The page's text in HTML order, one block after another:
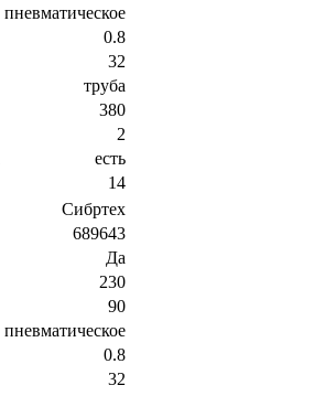
пневматическое
0.8
32
труба
380
2
есть
14
Сибртех
689643
Да
230
90
пневматическое
0.8
32